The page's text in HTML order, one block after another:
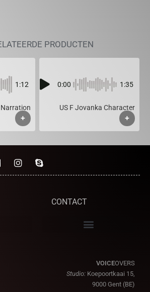
PRODUCTEN
1:12
Narration
+
0:00 1:35
US F Jovanka Character
+
CONTACT
VOICEOVERS
Studio: Koepoortkaai 15,
9000 Gent (BE)